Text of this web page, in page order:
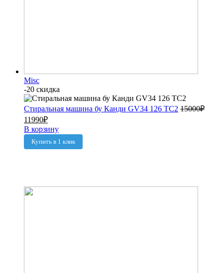
Misc
-20 скидка
Стиральная машина бу Канди GV34 126 TC2 15000₽
11990₽
В корзину
Купить в 1 клик